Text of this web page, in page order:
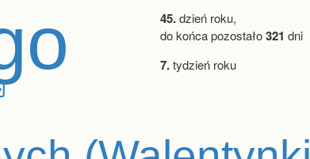
45.dzień roku,
do końca pozostało321 dni
7.tydzień roku